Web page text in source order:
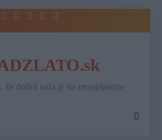
dobrá rada je na nezaplatenie